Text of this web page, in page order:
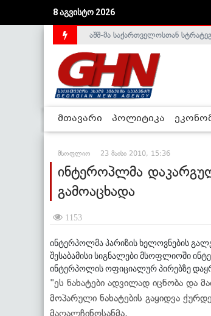
8 აგვისტო 2026
საქართველოს დე-ფაქტო
აშშ-მა საქართველოსთან
მთავარი პოლიტიკა
მსოფლიო 23 მაისი 2010, 15:36
ინტეროპლმა
გამოაცხადა
1153
ინტერპოლმა პარიზის ხელოვნების
შესაბამისი სიგნალები მსოფლიოში
ინტერპოლის ოფიციალურ პირებზე
"ეს ნახატები ადვილად იცნობა და
მოპარული ნახატების გაყიდვა
მაღალჩინოსანმა.